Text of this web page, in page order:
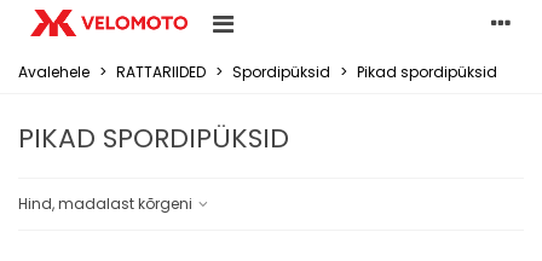
Avalehele > RATTARIIDED > Spordipüksid > Pikad spordipüksid
PIKAD SPORDIPÜKSID
Hind, madalast kõrgeni